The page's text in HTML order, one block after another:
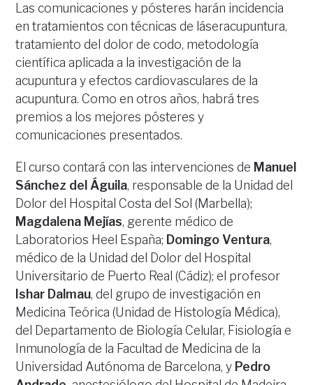
Las comunicaciones y pósteres harán incidencia
en tratamientos con técnicas de láseracupuntura,
tratamiento del dolor de codo, metodología
científica aplicada a la investigación de la
acupuntura y efectos cardiovasculares de la
acupuntura. Como en otros años, habrá tres
premios a los mejores pósteres y
comunicaciones presentados.
El curso contará con las intervenciones de Manuel
Sánchez del Águila, responsable de la Unidad del
Dolor del Hospital Costa del Sol (Marbella);
Magdalena Mejías, gerente médico de
Laboratorios Heel España; Domingo Ventura,
médico de la Unidad del Dolor del Hospital
Universitario de Puerto Real (Cádiz); el profesor
Ishar Dalmau, del grupo de investigación en
Medicina Teórica (Unidad de Histología Médica),
del Departamento de Biología Celular, Fisiología e
Inmunología de la Facultad de Medicina de la
Universidad Autónoma de Barcelona, y Pedro